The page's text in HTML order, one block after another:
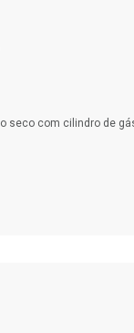
seco com cilindro de